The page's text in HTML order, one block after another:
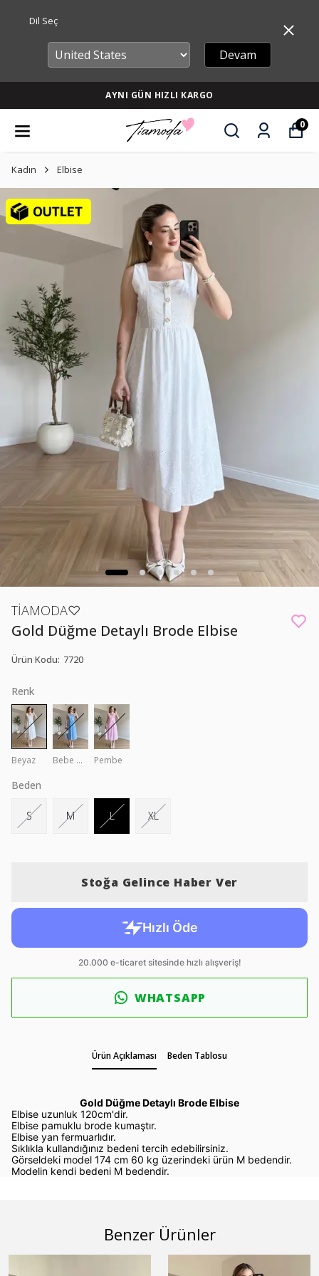
Dil Seç
Devam
AYNI GÜN HIZLI KARGO
0
Kadın Elbise
TİAMODA♡
Gold Düğme Detaylı Brode Elbise
Ürün Kodu: 7720
Renk
Beyaz Bebe Mavi Pembe
Beden
S M L XL
Stoğa Gelince Haber Ver
WHATSAPP
Ürün Açıklaması Beden Tablosu
Gold Düğme Detaylı Brode Elbise
Elbise uzunluk 120cm'dir.
Elbise pamuklu brode kumaştır.
Elbise yan fermuarlıdır.
Sıklıkla kullandığınız bedeni tercih edebilirsiniz.
Görseldeki model 174 cm 60 kg üzerindeki ürün M bedendir.
Modelin kendi bedeni M bedendir.
Benzer Ürünler